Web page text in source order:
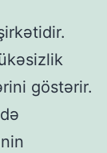
göstərir.